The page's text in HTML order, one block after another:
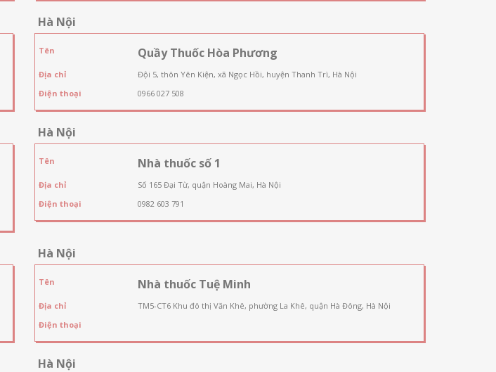
Hà Nội
Tên Quầy Thuốc Hòa Phương
Địa chỉ
Đội 5, thôn Yên Kiện, xã Ngọc Hồi, huyện Thanh Trì, Hà Nội
Điện thoại
0966 027 508
Hà Nội
Tên Nhà thuốc số 1
Địa chỉ
Số 165 Đại Từ, quận Hoàng Mai, Hà Nội
Điện thoại
0982 603 791
Hà Nội
Tên Nhà thuốc Tuệ Minh
Địa chỉ
TM5-CT6 Khu đô thị Văn Khê, phường La Khê, quận Hà Đông, Hà Nội
Điện thoại
Hà Nội